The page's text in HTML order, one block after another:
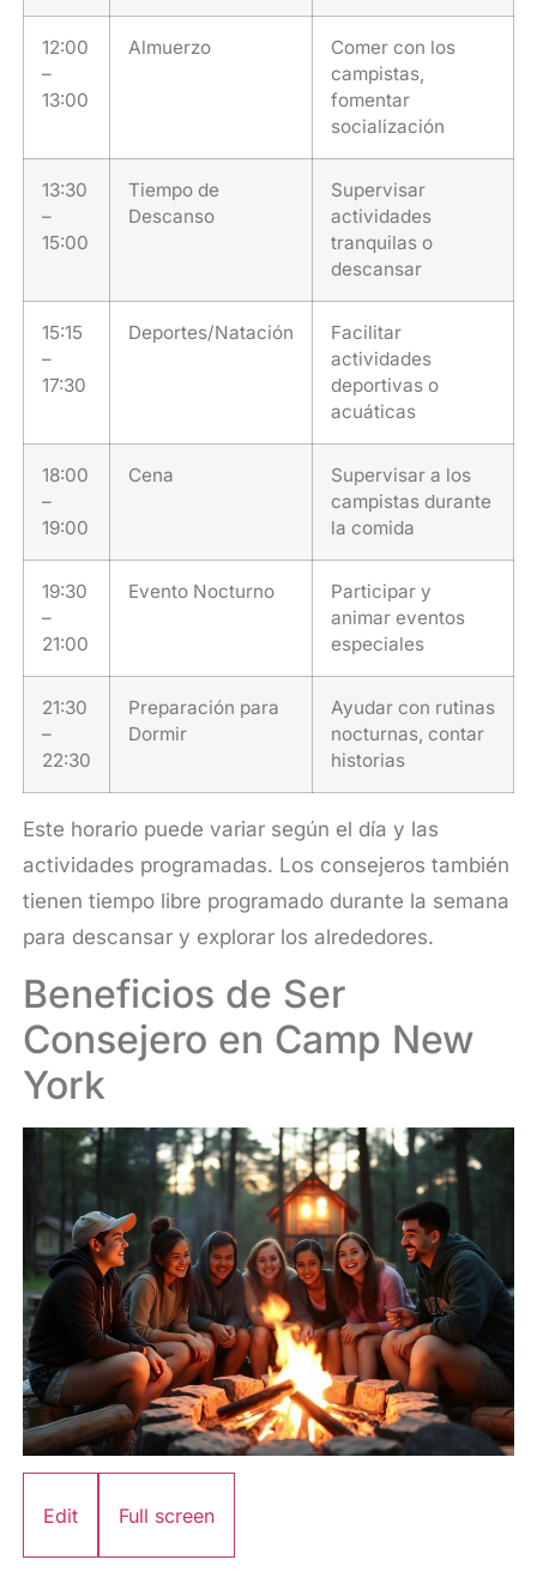
12:00
–
13:00
Almuerzo
Comer con los
campistas,
fomentar
socialización
13:30
–
15:00
Tiempo de
Descanso
Supervisar
actividades
tranquilas o
descansar
15:15
–
17:30
Deportes/Natación
Facilitar
actividades
deportivas o
acuáticas
18:00
–
19:00
Cena
Supervisar a los
campistas durante
la comida
19:30
–
21:00
Evento Nocturno
Participar y
animar eventos
especiales
21:30
–
22:30
Preparación para
Dormir
Ayudar con rutinas
nocturnas, contar
historias
Este horario puede variar según el día y las
actividades programadas. Los consejeros también
tienen tiempo libre programado durante la semana
para descansar y explorar los alrededores.
Beneficios de Ser
Consejero en Camp New
York
Edit Full screen